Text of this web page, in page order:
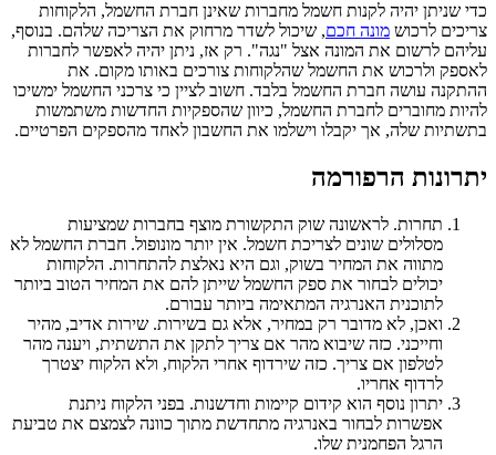
כדי שניתן יהיה לקנות חשמל מחברות שאינן חברת החשמל, הלקוחות
צריכים לרכוש מונה חכם, שיכול לשדר מרחוק את הצריכה שלהם. בנוסף,
עליהם לרשום את המונה אצל "נגה". רק אז, ניתן יהיה לאפשר לחברות
לאספק ולרכוש את החשמל שהלקוחות צורכים באותו מקום. את
ההתקנה עושה חברת החשמל בלבד. חשוב לציין כי צרכני החשמל ימשיכו
להיות מחוברים לחברת החשמל, כיוון שהספקיות החדשות משתמשות
בתשתיות שלה, אך יקבלו וישלמו את החשבון לאחד מהספקים הפרטיים.
יתרונות הרפורמה
תחרות. לראשונה שוק התקשורת מוצף בחברות שמציעות
מסלולים שונים לצריכת חשמל. אין יותר מונופול. חברת החשמל לא
מתווה את המחיר בשוק, וגם היא נאלצת להתחרות. הלקוחות
יכולים לבחור את ספק החשמל שייתן להם את המחיר הטוב ביותר
לתוכנית האנרגיה המתאימה ביותר עבורם.
ואכן, לא מדובר רק במחיר, אלא גם בשירות. שירות אדיב, מהיר
וחייכני. כזה שיבוא מהר אם צריך לתקן את התשתית, ויענה מהר
לטלפון אם צריך. כזה שירדוף אחרי הלקוח, ולא הלקוח יצטרך
לרדוף אחריו.
יתרון נוסף הוא קידום קיימות וחדשנות. בפני הלקוח ניתנת
אפשרות לבחור באנרגיה מתחדשת מתוך כוונה לצמצם את טביעת
הרגל הפחמנית שלו.